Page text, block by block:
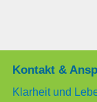
Kontakt &
Klarheit und